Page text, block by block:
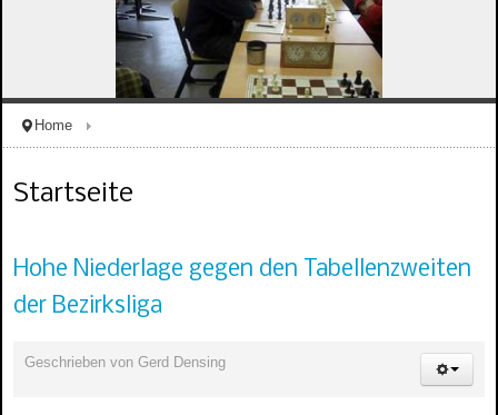
Home
Startseite
Hohe Niederlage gegen den Tabellenzweiten
der Bezirksliga
Geschrieben von Gerd Densing